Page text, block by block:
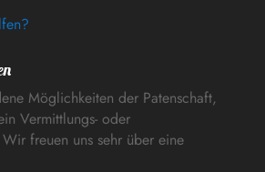
Möglichkeiten der Patenschaft,
Vermittlungs- oder
freuen uns sehr über eine